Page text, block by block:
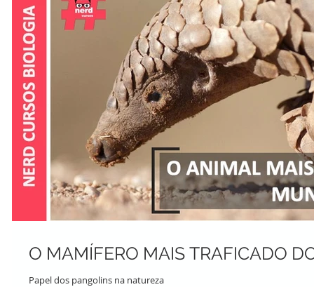
O MAMÍFERO MAIS TRAFICADO
Papel dos pangolins na natureza